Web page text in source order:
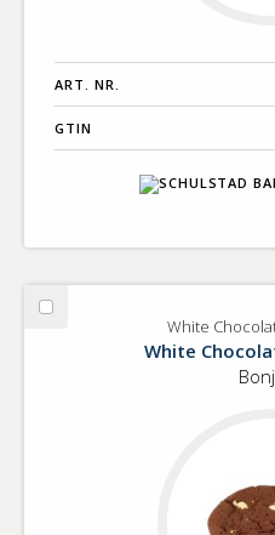
ART. NR.
GTIN
Välj
White
White